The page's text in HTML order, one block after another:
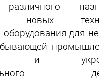
различного
новых
для
и